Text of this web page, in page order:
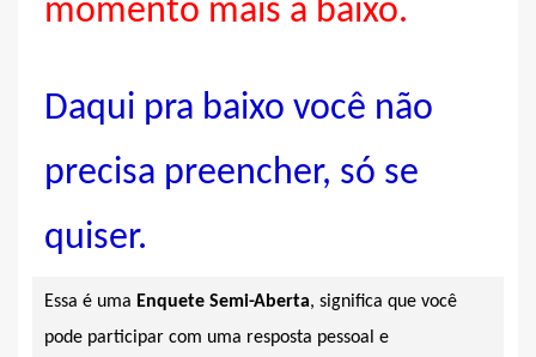
momento mais a baixo.
Daqui pra baixo você não
precisa preencher, só se
quiser.
Essa é uma Enquete Semi-Aberta, significa que você
pode participar com uma resposta pessoal e